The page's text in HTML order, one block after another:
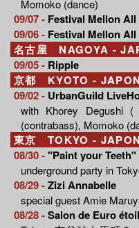
Momoko (dance)
09/07 - Festival Mellon
09/06 - Festival Mellon
名古屋 NAGOYA -
09/05 - Ripple
京都 KYOTO - JAPON
09/02 - UrbanGuild
with Khorey Degushi
(contrabass), Momoko
東京 TOKYO - JAPON
08/30 -"Paint your Teeth"
underground party in
08/29 -Zizi Annabelle
special guest Amie
08/28 -Salon de Euro